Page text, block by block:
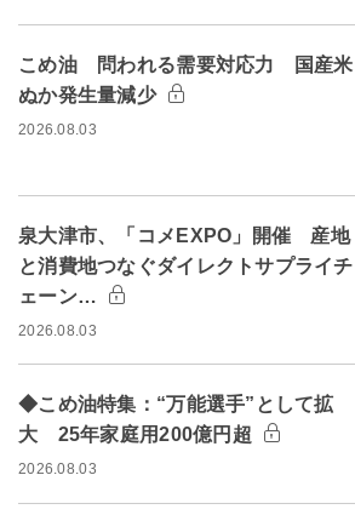
こめ油 問われる需要対応力 国産米
ぬか発生量減少
2026.08.03
泉大津市、「コメEXPO」開催 産地
と消費地つなぐダイレクトサプライチ
ェーン…
2026.08.03
◆こめ油特集：“万能選手”として拡
大 25年家庭用200億円超
2026.08.03